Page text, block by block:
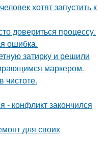
хотят запустить к
довериться процессу.
ошибка.
затирку и решили
маркером.
чистоте.
- конфликт закончился
для своих